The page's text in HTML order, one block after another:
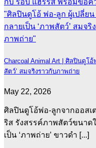
Charcoal Animal Art | ศิลปินดูโอ้
สัตว์’ สมจริงราวกับภาพถ่าย
May 22, 2026
ศิลปินดูโอ้พ่อ-ลูกจากออสเ
ริส รังสรรค์ภาพสัตว์ขนาด
เป็น ‘ภาพถ่าย’ ขาวดำ [...]